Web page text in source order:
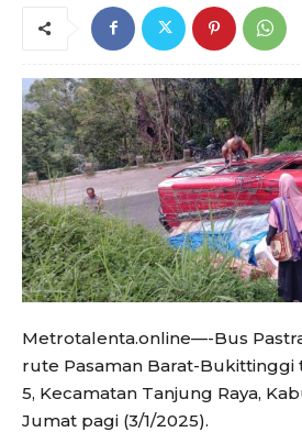
Metrotalenta.online—-Bus
rute Pasaman Barat-
5, Kecamatan Tanjung Raya,
Jumat pagi (3/1/2025).